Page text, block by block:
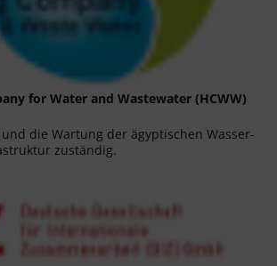
for Water and Wastewater (HCWW)
die Wartung der ägyptischen Wasser-
zuständig.